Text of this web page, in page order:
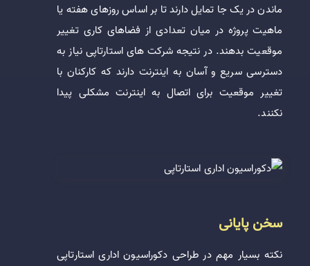
ماندن در یک جا تمایل دارند تا بر اساس روزهای هفته یا
ماهیت پروژه در میان تعدادی از فضاهای کاری تغییر
موقعیت بدهند. در نتیجه شرکت های استارتاپی نیاز به
دسترسی سریع و آسان به اینترنت دارند که کارکنان با
تغییر موقعیت برای اتصال به اینترنت مشکلی پیدا
نکنند.
سخن پایانی
نکته بسیار مهم در طراحی دکوراسیون اداری استارتاپی